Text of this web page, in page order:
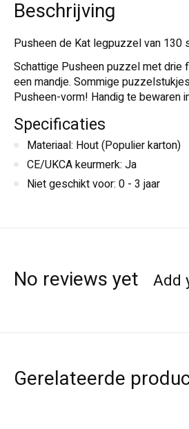
Beschrijving
Pusheen de Kat legpuzzel van 130
Schattige Pusheen puzzel met drie
een mandje. Sommige
Pusheen-vorm! Handig te bewaren
Specificaties
Materiaal: Hout (Populier karton)
CE/UKCA keurmerk: Ja
Niet geschikt voor: 0 - 3 jaar
No reviews yet Add
Gerelateerde